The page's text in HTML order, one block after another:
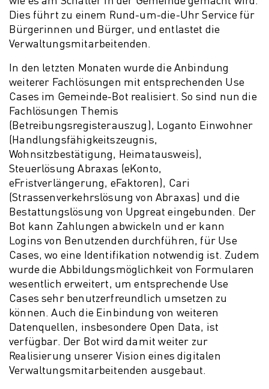
Dies führt zu einem Rund-um-die-Uhr Service für
Bürgerinnen und Bürger, und entlastet die
Verwaltungsmitarbeitenden.
In den letzten Monaten wurde die Anbindung
weiterer Fachlösungen mit entsprechenden Use
Cases im Gemeinde-Bot realisiert. So sind nun die
Fachlösungen Themis
(Betreibungsregisterauszug), Loganto Einwohner
(Handlungsfähigkeitszeugnis,
Wohnsitzbestätigung, Heimatausweis),
Steuerlösung Abraxas (eKonto,
eFristverlängerung, eFaktoren), Cari
(Strassenverkehrslösung von Abraxas) und die
Bestattungslösung von Upgreat eingebunden. Der
Bot kann Zahlungen abwickeln und er kann
Logins von Benutzenden durchführen, für Use
Cases, wo eine Identifikation notwendig ist. Zudem
wurde die Abbildungsmöglichkeit von Formularen
wesentlich erweitert, um entsprechende Use
Cases sehr benutzerfreundlich umsetzen zu
können. Auch die Einbindung von weiteren
Datenquellen, insbesondere Open Data, ist
verfügbar. Der Bot wird damit weiter zur
Realisierung unserer Vision eines digitalen
Verwaltungsmitarbeitenden ausgebaut.